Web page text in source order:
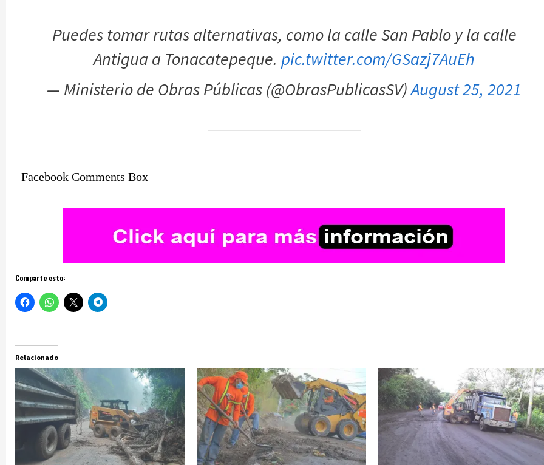
Puedes tomar rutas alternativas, como la calle San Pablo y la calle
Antigua a Tonacatepeque. pic.twitter.com/GSazj7AuEh
— Ministerio de Obras Públicas (@ObrasPublicasSV)August 25, 2021
Facebook Comments Box
Comparte esto:
Relacionado